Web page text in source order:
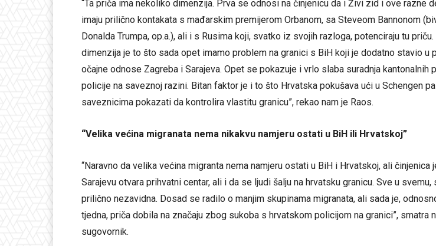
“Ta priča ima nekoliko dimenzija. Prva se odnosi na činjenicu da i Živi zid i ove razne
imaju prilično kontakata s mađarskim premijerom Orbanom, sa Steveom Bannonom
Donalda Trumpa, op.a.), ali i s Rusima koji, svatko iz svojih razloga, potenciraju tu priču.
dimenzija je to što sada opet imamo problem na granici s BiH koji je dodatno stavio u
očajne odnose Zagreba i Sarajeva. Opet se pokazuje i vrlo slaba suradnja kantonalnih
policije na saveznoj razini. Bitan faktor je i to što Hrvatska pokušava ući u Schengen
saveznicima pokazati da kontrolira vlastitu granicu”, rekao nam je Raos.
“Velika većina migranata nema nikakvu namjeru ostati u BiH ili Hrvatskoj”
“Naravno da velika većina migranta nema namjeru ostati u BiH i Hrvatskoj, ali činjenica
Sarajevu otvara prihvatni centar, ali i da se ljudi šalju na hrvatsku granicu. Sve u svemu,
prilično nezavidna. Dosad se radilo o manjim skupinama migranata, ali sada je,
tjedna, priča dobila na značaju zbog sukoba s hrvatskom policijom na granici”, smatra
sugovornik.